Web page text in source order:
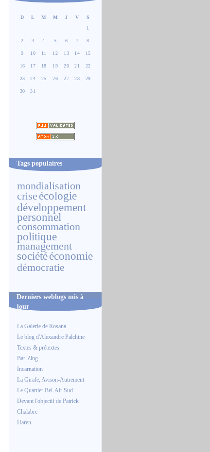
D L M M J V
S
1
2 3 4 5 6 7 8
9 10 11 12 13 14 15
16 17 18 19 20 21 22
23 24 25 26 27 28 29
30 31
Tags populaires
mondialisation
crise écologie
développement
personnel
consommation
politique
management
sociétééconomie
démocratie
Derniers weblogs mis à
jour
La Galerie de Rosana
Le blog d'Alexandre Palchine
Textes & prétextes
Bar-Zing
Incarnation
La Girafe, Avison-Autrement
Le Quartier Bel-Air Sud
Devant l'objectif de Patrick
Chalabre
Haren